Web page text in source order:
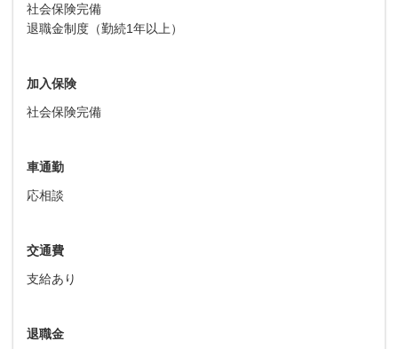
社会保険完備
退職金制度（勤続1年以上）
加入保険
社会保険完備
車通勤
応相談
交通費
支給あり
退職金